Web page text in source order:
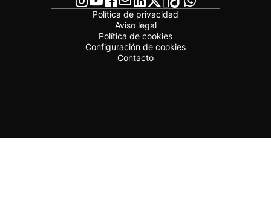
Política de privacidad
Aviso legal
Política de cookies
Configuración de cookies
Contacto